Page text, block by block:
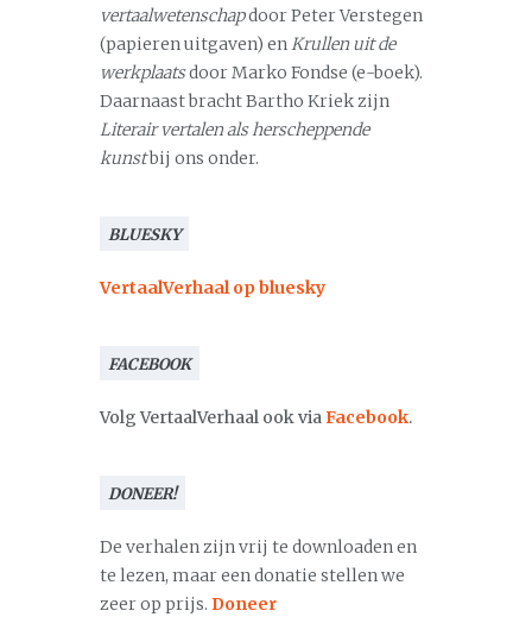
vertaalwetenschapdoor Peter Verstegen
(papieren uitgaven) enKrullen uit de
werkplaatsdoor Marko Fondse (e-boek).
Daarnaast bracht Bartho Kriek zijn
Literair vertalen als herscheppende
kunstbij ons onder.
BLUESKY
VertaalVerhaal op bluesky
FACEBOOK
Volg VertaalVerhaal ook viaFacebook.
DONEER!
De verhalen zijn vrij te downloaden en
te lezen, maar een donatie stellen we
zeer op prijs. Doneer